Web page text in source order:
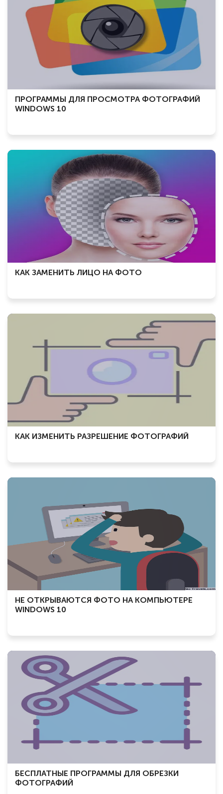
ПРОГРАММЫ ДЛЯ ПРОСМОТРА ФОТОГРАФИЙ
WINDOWS 10
КАК ЗАМЕНИТЬ ЛИЦО НА ФОТО
КАК ИЗМЕНИТЬ РАЗРЕШЕНИЕ ФОТОГРАФИЙ
НЕ ОТКРЫВАЮТСЯ ФОТО НА КОМПЬЮТЕРЕ
WINDOWS 10
БЕСПЛАТНЫЕ ПРОГРАММЫ ДЛЯ ОБРЕЗКИ
ФОТОГРАФИЙ